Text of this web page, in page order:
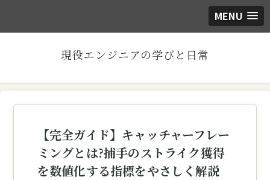
MENU
現役エンジニアの学びと日常
【完全ガイド】キャッチャーフレー
ミングとは?捕手のストライク獲得
を数値化する指標をやさしく解説